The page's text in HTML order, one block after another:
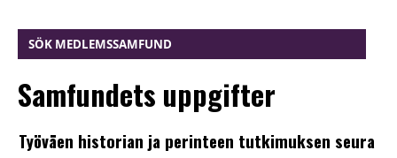
SÖK MEDLEMSSAMFUND
Samfundets uppgifter
Työväen historian ja perinteen tutkimuksen seura